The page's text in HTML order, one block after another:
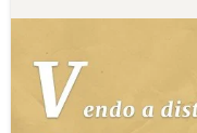
ESTUDOS BÍBLICOS